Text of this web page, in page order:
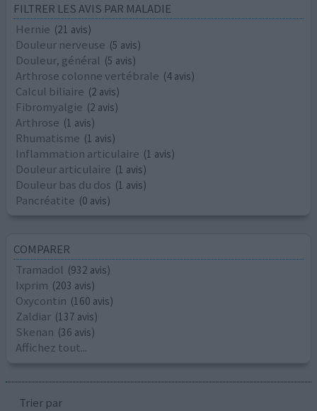
FILTRER LES AVIS PAR MALADIE
Hernie (21 avis)
Douleur nerveuse (5 avis)
Douleur, général (5 avis)
Arthrose colonne vertébrale (4 avis)
Calcul biliaire (2 avis)
Fibromyalgie (2 avis)
Arthrose (1 avis)
Rhumatisme (1 avis)
Inflammation articulaire (1 avis)
Douleur articulaire (1 avis)
Douleur bas du dos (1 avis)
Pancréatite (0 avis)
COMPARER
Tramadol (932 avis)
Ixprim (203 avis)
Oxycontin (160 avis)
Zaldiar (137 avis)
Skenan (36 avis)
Affichez tout...
Trier par